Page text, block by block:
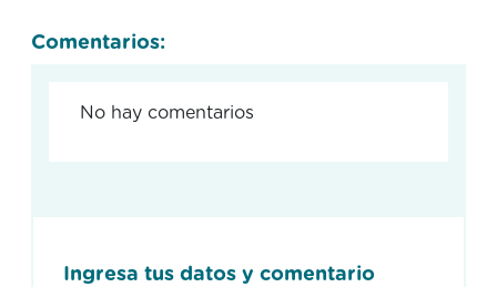
Comentarios:
No hay comentarios
Ingresa tus datos y comentario